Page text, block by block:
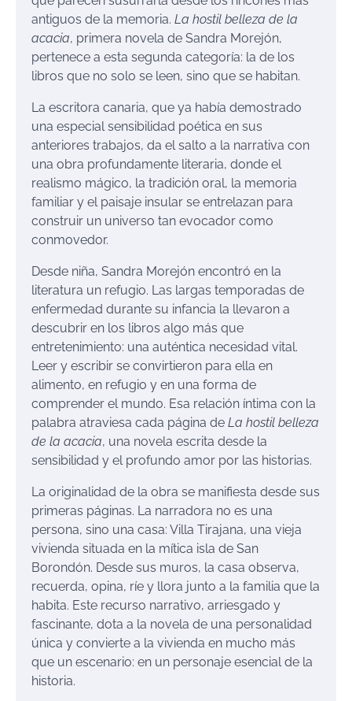
antiguos de la memoria. La hostil belleza de la
acacia, primera novela de Sandra Morejón,
pertenece a esta segunda categoría: la de los
libros que no solo se leen, sino que se habitan.
La escritora canaria, que ya había demostrado
una especial sensibilidad poética en sus
anteriores trabajos, da el salto a la narrativa con
una obra profundamente literaria, donde el
realismo mágico, la tradición oral, la memoria
familiar y el paisaje insular se entrelazan para
construir un universo tan evocador como
conmovedor.
Desde niña, Sandra Morejón encontró en la
literatura un refugio. Las largas temporadas de
enfermedad durante su infancia la llevaron a
descubrir en los libros algo más que
entretenimiento: una auténtica necesidad vital.
Leer y escribir se convirtieron para ella en
alimento, en refugio y en una forma de
comprender el mundo. Esa relación íntima con la
palabra atraviesa cada página de La hostil belleza
de la acacia, una novela escrita desde la
sensibilidad y el profundo amor por las historias.
La originalidad de la obra se manifiesta desde sus
primeras páginas. La narradora no es una
persona, sino una casa: Villa Tirajana, una vieja
vivienda situada en la mítica isla de San
Borondón. Desde sus muros, la casa observa,
recuerda, opina, ríe y llora junto a la familia que la
habita. Este recurso narrativo, arriesgado y
fascinante, dota a la novela de una personalidad
única y convierte a la vivienda en mucho más
que un escenario: en un personaje esencial de la
historia.